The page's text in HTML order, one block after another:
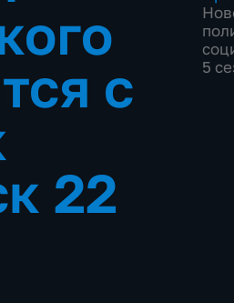
с
22
5